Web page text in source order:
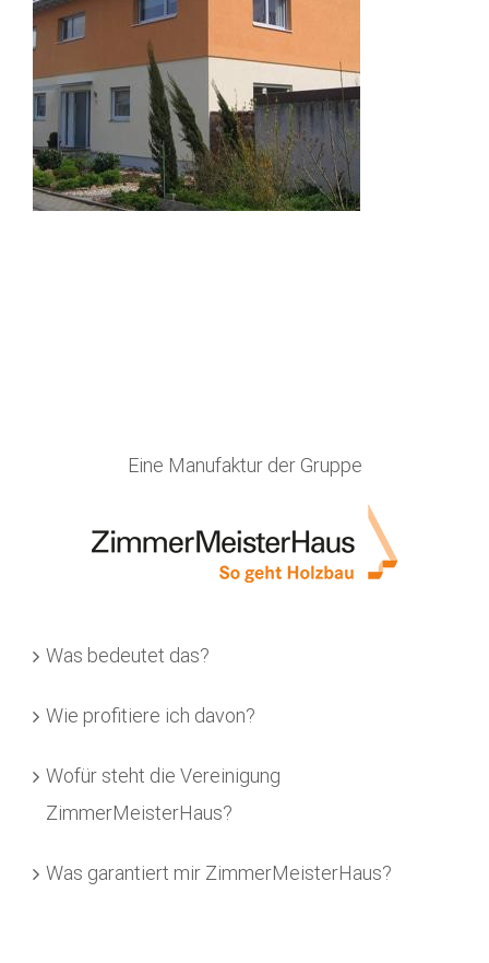
Eine Manufaktur der Gruppe
Was bedeutet das?
Wie profitiere ich davon?
Wofür steht die Vereinigung
ZimmerMeisterHaus?
Was garantiert mir ZimmerMeisterHaus?